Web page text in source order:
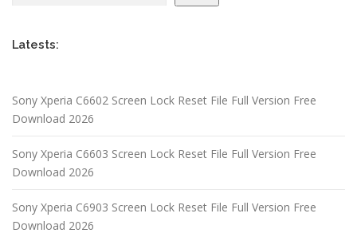
Latests:
Sony Xperia C6602 Screen Lock Reset File Full Version Free
Download 2026
Sony Xperia C6603 Screen Lock Reset File Full Version Free
Download 2026
Sony Xperia C6903 Screen Lock Reset File Full Version Free
Download 2026